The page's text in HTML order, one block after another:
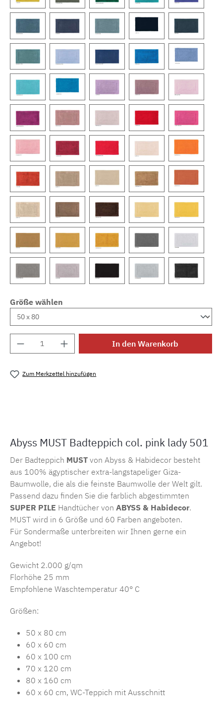
Größe wählen
Produkt Anzahl: Gib den gewünschten
In den Warenkorb
Zum Merkzettel hinzufügen
Abyss MUST Badteppich col. pink lady 501
Der Badteppich MUST von Abyss & Habidecor besteht
aus 100% ägyptischer extra-langstapeliger Giza-
Baumwolle, die als die feinste Baumwolle der Welt gilt.
Passend dazu finden Sie die farblich abgestimmten
SUPER PILE Handtücher von ABYSS & Habidecor.
MUST wird in 6 Größe und 60 Farben angeboten.
Für Sondermaße unterbreiten wir Ihnen gerne ein
Angebot!
Gewicht 2.000 g/qm
Florhöhe 25 mm
Empfohlene Waschtemperatur 40° C
Größen:
50 x 80 cm
60 x 60 cm
60 x 100 cm
70 x 120 cm
80 x 160 cm
60 x 60 cm, WC-Teppich mit Ausschnitt